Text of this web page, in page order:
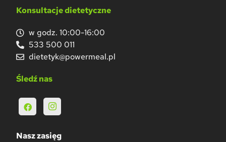
Konsultacje dietetyczne
w godz. 10:00-16:00
533 500 011
dietetyk@powermeal.pl
Śledź nas
Nasz zasięg